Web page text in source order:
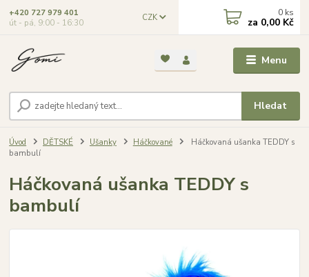
Menu
CZK
Hledat
+420 727 979 401
út - pá, 9:00 - 16:30
0 ks
za 0,00 Kč
Úvod DĚTSKÉ Ušanky Háčkované
Háčkovaná ušanka TEDDY s
bambulí
Háčkovaná ušanka TEDDY s
bambulí